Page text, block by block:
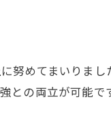
努めてまいりま
との両立が可能で